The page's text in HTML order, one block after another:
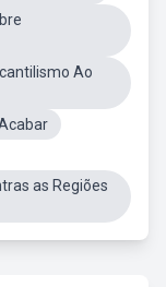
Ao
as Regiões